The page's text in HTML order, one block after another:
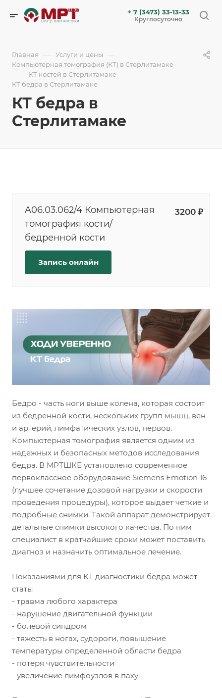
+ 7 (3473) 33-13-33
Круглосуточно
Главная — Услуги и цены —
Компьютерная томография (КТ) в Стерлитамаке
— КТ костей в Стерлитамаке —
КТ бедра в Стерлитамаке
КТ бедра в
Стерлитамаке
A06.03.062/4 Компьютерная
томография кости/
бедренной кости
3200 ₽
Запись онлайн
Бедро - часть ноги выше колена, которая состоит
из бедренной кости, нескольких групп мышц, вен
и артерий, лимфатических узлов, нервов.
Компьютерная томография является одним из
надежных и безопасных методов исследования
бедра. В МРТШКЕ установлено современное
первоклассное оборудование Siemens Emotion 16
(лучшее сочетание дозовой нагрузки и скорости
проведения процедуры), которое выдает четкие и
подробные снимки. Такой аппарат демонстрирует
детальные снимки высокого качества. По ним
специалист в кратчайшие сроки может поставить
диагноз и назначить оптимальное лечение.
Показаниями для КТ диагностики бедра может
стать:
- травма любого характера
- нарушение двигательной функции
- болевой синдром
- тяжесть в ногах, судороги, повышение
температуры определенной области бедра
- потеря чувствительности
- увеличение лимфоузлов в паху